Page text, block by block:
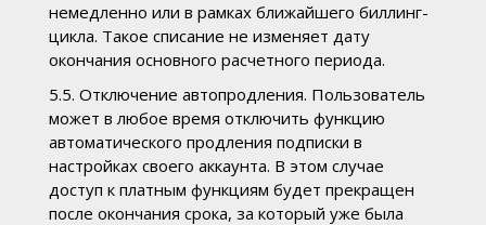
немедленно или в рамках ближайшего биллинг-
цикла. Такое списание не изменяет дату
окончания основного расчетного периода.
5.5. Отключение автопродления. Пользователь
может в любое время отключить функцию
автоматического продления подписки в
настройках своего аккаунта. В этом случае
доступ к платным функциям будет прекращен
после окончания срока, за который уже была